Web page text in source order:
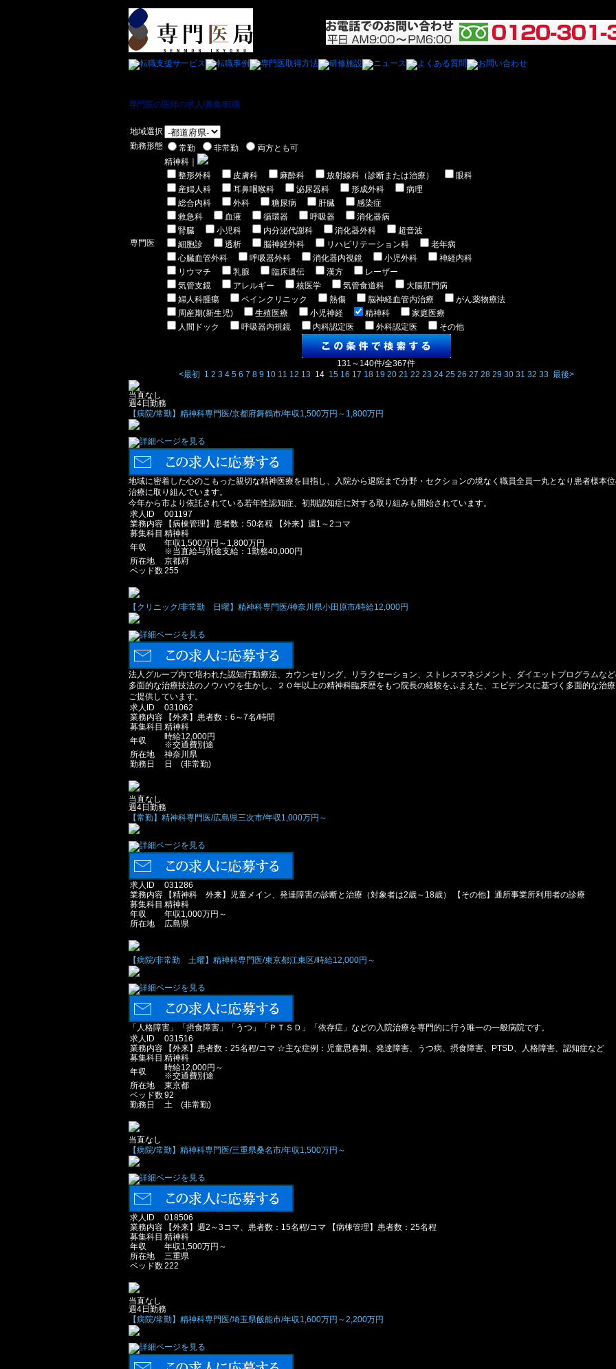
専門医の医師の求人/募集/転職
地域選択
勤務形態
常勤 非常勤 両方とも可
専門医
精神科｜
整形外科
皮膚科 麻酔科 放射線科（診断または治療）
眼科
産婦人科
耳鼻咽喉科 泌尿器科 形成外科
病理
総合内科
外科 糖尿病 肝臓
感染症
救急科
血液 循環器 呼吸器
消化器病
腎臓
小児科 内分泌代謝科 消化器外科
超音波
細胞診
透析 脳神経外科 リハビリテーション科
老年病
心臓血管外科
呼吸器外科 消化器内視鏡 小児外科
神経内科
リウマチ
乳腺 臨床遺伝 漢方
レーザー
気管支鏡
アレルギー 核医学 気管食道科
大腸肛門病
婦人科腫瘍
ペインクリニック 熱傷 脳神経血管内治療
がん薬物療法
周産期(新生児)
生殖医療 小児神経 精神科
家庭医療
人間ドック
呼吸器内視鏡 内科認定医 外科認定医 その他
131～140件/全367件
<最初 1 2 3 4 5 6 7 8 9 10 11 12 13 14 15 16 17 18 19 20 21 22 23 24 25 26 27 28 29 30 31 32 33 最後>
当直なし
週4日勤務
【病院/常勤】精神科専門医/京都府舞鶴市/年収1,500万円～1,800万円
地域に密着した心のこもった親切な精神医療を目指し、入院から退院まで分野・セクションの境なく職員全員一丸となり患者様本
治療に取り組んでいます。
今年から市より依託されている若年性認知症、初期認知症に対する取り組みも開始されています。
求人ID
001197
業務内容
【病棟管理】患者数：50名程 【外来】週1～2コマ
募集科目 精神科
年収
年収1,500万円～1,800万円
※当直給与別途支給：1勤務40,000円
所在地
京都府
ベッド数255
【クリニック/非常勤 日曜】精神科専門医/神奈川県小田原市/時給12,000円
法人グループ内で培われた認知行動療法、カウンセリング、リラクセーション、ストレスマネジメント、ダイエットプログラムな
多面的な治療技法のノウハウを生かし、２０年以上の精神科臨床歴をもつ院長の経験をふまえた、エビデンスに基づく多面的な治
ご提供しています。
求人ID
031062
業務内容
【外来】患者数：6～7名/時間
募集科目 精神科
年収
時給12,000円
※交通費別途
所在地
神奈川県
勤務日
日 (非常勤)
当直なし
週4日勤務
【常勤】精神科専門医/広島県三次市/年収1,000万円～
求人ID
031286
業務内容
【精神科 外来】児童メイン、発達障害の診断と治療（対象者は2歳～18歳） 【その他】通所事業所利用者の診療
募集科目 精神科
年収
年収1,000万円～
所在地
広島県
【病院/非常勤 土曜】精神科専門医/東京都江東区/時給12,000円～
「人格障害」「摂食障害」「うつ」「ＰＴＳＤ」「依存症」などの入院治療を専門的に行う唯一の一般病院です。
求人ID
031516
業務内容
【外来】患者数：25名程/コマ ☆主な症例：児童思春期、発達障害、うつ病、摂食障害、PTSD、人格障害、認知症など
募集科目 精神科
年収
時給12,000円～
※交通費別途
所在地
東京都
ベッド数92
勤務日
土 (非常勤)
当直なし
【病院/常勤】精神科専門医/三重県桑名市/年収1,500万円～
求人ID
018506
業務内容
【外来】週2～3コマ、患者数：15名程/コマ 【病棟管理】患者数：25名程
募集科目 精神科
年収
年収1,500万円～
所在地
三重県
ベッド数222
当直なし
週4日勤務
【病院/常勤】精神科専門医/埼玉県飯能市/年収1,600万円～2,200万円